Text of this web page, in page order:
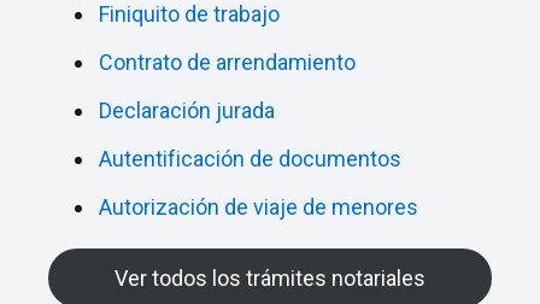
Finiquito de trabajo
Contrato de arrendamiento
Declaración jurada
Autentificación de documentos
Autorización de viaje de menores
Ver todos los trámites notariales